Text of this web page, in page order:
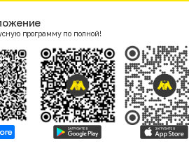
по электронной почте
программу по полной!